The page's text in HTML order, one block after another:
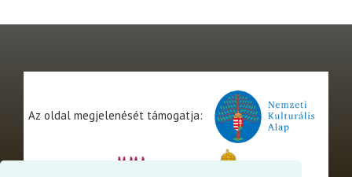
Az oldal megjelenését támogatja: